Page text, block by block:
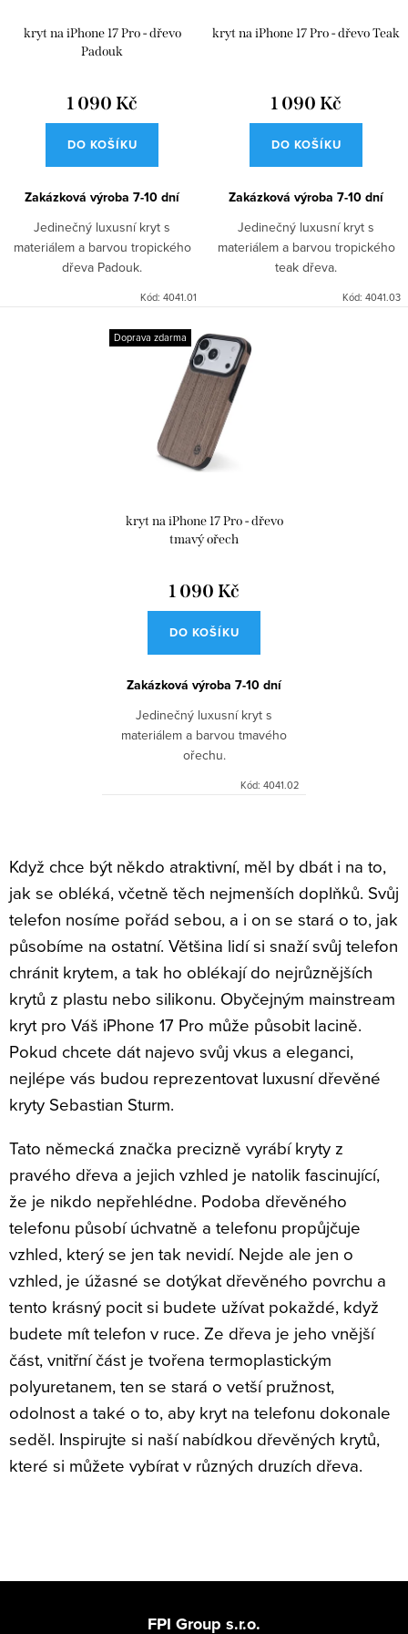
kryt na iPhone 17 Pro - dřevo
Padouk
1 090 Kč
DO KOŠÍKU
Zakázková výroba 7-10 dní
Jedinečný luxusní kryt s
materiálem a barvou tropického
dřeva Padouk.
Kód: 4041.01
kryt na iPhone 17 Pro - dřevo Teak
1 090 Kč
DO KOŠÍKU
Zakázková výroba 7-10 dní
Jedinečný luxusní kryt s
materiálem a barvou tropického
teak dřeva.
Kód: 4041.03
Doprava zdarma
kryt na iPhone 17 Pro - dřevo
tmavý ořech
1 090 Kč
DO KOŠÍKU
Zakázková výroba 7-10 dní
Jedinečný luxusní kryt s
materiálem a barvou tmavého
ořechu.
Kód: 4041.02
v
l
á
d
a
c
í
p
r
v
k
y
v
ý
p
i
s
u
Když chce být někdo atraktivní, měl by dbát i na to,
jak se obléká, včetně těch nejmenších doplňků. Svůj
telefon nosíme pořád sebou, a i on se stará o to, jak
působíme na ostatní. Většina lidí si snaží svůj telefon
chránit krytem, a tak ho oblékají do nejrůznějších
krytů z plastu nebo silikonu. Obyčejným mainstream
kryt pro Váš iPhone 17 Pro může působit lacině.
Pokud chcete dát najevo svůj vkus a eleganci,
nejlépe vás budou reprezentovat luxusní dřevěné
kryty Sebastian Sturm.
Tato německá značka precizně vyrábí kryty z
pravého dřeva a jejich vzhled je natolik fascinující,
že je nikdo nepřehlédne. Podoba dřevěného
telefonu působí úchvatně a telefonu propůjčuje
vzhled, který se jen tak nevidí. Nejde ale jen o
vzhled, je úžasné se dotýkat dřevěného povrchu a
tento krásný pocit si budete užívat pokaždé, když
budete mít telefon v ruce. Ze dřeva je jeho vnější
část, vnitřní část je tvořena termoplastickým
polyuretanem, ten se stará o vetší pružnost,
odolnost a také o to, aby kryt na telefonu dokonale
seděl. Inspirujte si naší nabídkou dřevěných krytů,
které si můžete vybírat v různých druzích dřeva.
FPI Group s.r.o.